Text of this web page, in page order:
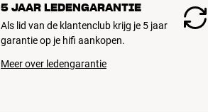
5 JAAR LEDENGARANTIE
Als lid van de klantenclub krijg je 5 jaar
garantie op je hifi aankopen.
Meer over ledengarantie